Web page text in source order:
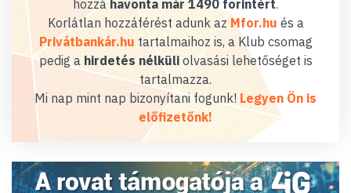
hozzáhavonta már 1490 forintért.
Korlátlan hozzáférést adunk az Mfor.hu és a
Privátbankár.hu tartalmaihoz is, a Klub csomag
pedig a hirdetés nélküliolvasási lehetőséget is
tartalmazza.
Mi nap mint nap bizonyítani fogunk! Legyen Ön is
előfizetőnk!